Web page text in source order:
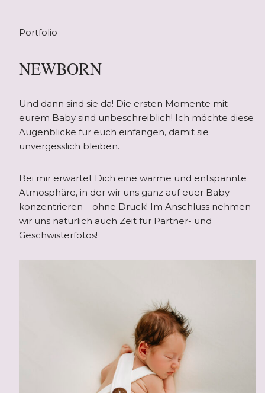
Portfolio
NEWBORN
Und dann sind sie da! Die ersten Momente mit
eurem Baby sind unbeschreiblich! Ich möchte diese
Augenblicke für euch einfangen, damit sie
unvergesslich bleiben.
Bei mir erwartet Dich eine warme und entspannte
Atmosphäre, in der wir uns ganz auf euer Baby
konzentrieren – ohne Druck! Im Anschluss nehmen
wir uns natürlich auch Zeit für Partner- und
Geschwisterfotos!